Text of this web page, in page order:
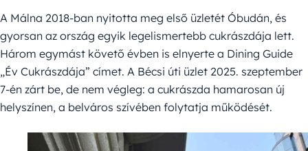
A Málna 2018-ban nyitotta meg első üzletét Óbudán, és
gyorsan az ország egyik legelismertebb cukrászdája lett.
Három egymást követő évben is elnyerte a Dining Guide
„Év Cukrászdája” címet. A Bécsi úti üzlet 2025. szeptember
7-én zárt be, de nem végleg: a cukrászda hamarosan új
helyszínen, a belváros szívében folytatja működését.